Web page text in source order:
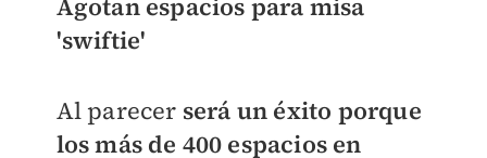
'swiftie'
Al parecer será un éxito porque
los más de 400 espacios en